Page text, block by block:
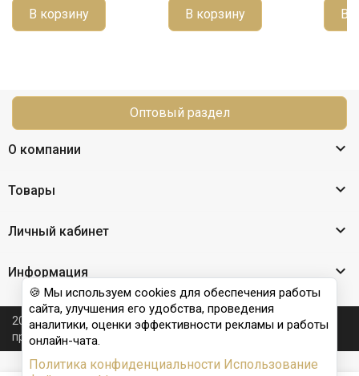
В корзину В корзину В
Оптовый раздел
О компании 
Товары 
Личный кабинет 
Информация 
2026 © Nail Club professional - официальный сайт
производителя бренда для наращивания ногтей
🍪 Мы используем cookies для обеспечения работы
сайта, улучшения его удобства, проведения
аналитики, оценки эффективности рекламы и работы
онлайн-чата.
Политика конфиденциальности Использование